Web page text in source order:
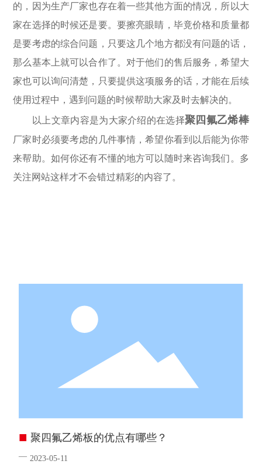
的，因为生产厂家也存在着一些其他方面的情况，所以大
家在选择的时候还是要。要擦亮眼睛，毕竟价格和质量都
是要考虑的综合问题，只要这几个地方都没有问题的话，
那么基本上就可以合作了。对于他们的售后服务，希望大
家也可以询问清楚，只要提供这项服务的话，才能在后续
使用过程中，遇到问题的时候帮助大家及时去解决的。
以上文章内容是为大家介绍的在选择聚四氟乙烯棒
厂家时必须要考虑的几件事情，希望你看到以后能为你带
来帮助。如何你还有不懂的地方可以随时来咨询我们。多
关注网站这样才不会错过精彩的内容了。
■ 聚四氟乙烯板的优点有哪些？
— 2023-05-11